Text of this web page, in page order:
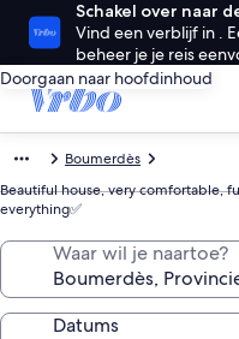
Schakel over naar
Vind een verblijf in .
beheer je je reis
Doorgaan naar hoofdinhoud
Boumerdès
Beautiful house, very comfortable,
everything✅
Waar wil je naartoe?
Datums